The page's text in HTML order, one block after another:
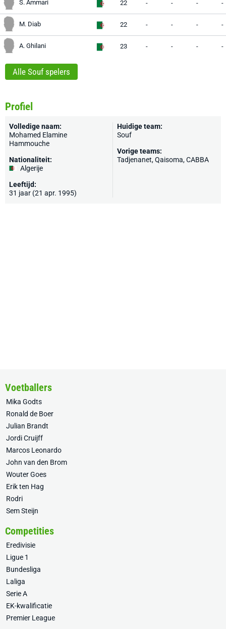
S. Ammari 22 - - - -
M. Diab 22 - - - -
A. Ghilani 23 - - - -
Alle Souf spelers
Profiel
Volledige naam:
Mohamed Elamine
Hammouche
Nationaliteit:
Algerije
Leeftijd:
31 jaar (21 apr. 1995)
Huidige team:
Souf
Vorige teams:
Tadjenanet, Qaisoma, CABBA
Voetballers
Mika Godts
Ronald de Boer
Julian Brandt
Jordi Cruijff
Marcos Leonardo
John van den Brom
Wouter Goes
Erik ten Hag
Rodri
Sem Steijn
Competities
Eredivisie
Ligue 1
Bundesliga
Laliga
Serie A
EK-kwalificatie
Premier League